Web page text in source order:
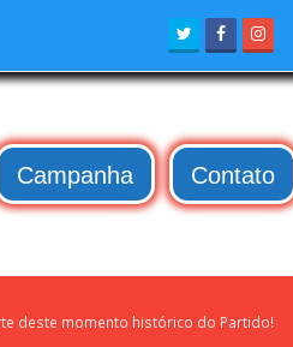
TwitterFacebook
Campanha Contato
deste momento histórico do Partido!